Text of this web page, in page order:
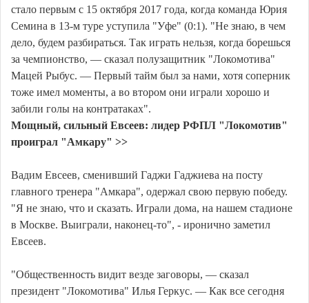
стало первым с 15 октября 2017 года, когда команда Юрия
Семина в 13-м туре уступила "Уфе" (0:1). "Не знаю, в чем
дело, будем разбираться. Так играть нельзя, когда борешься
за чемпионство, — сказал полузащитник "Локомотива"
Мацей Рыбус. — Первый тайм был за нами, хотя соперник
тоже имел моменты, а во втором они играли хорошо и
забили голы на контратаках".
Мощный, сильный Евсеев: лидер РФПЛ "Локомотив"
проиграл "Амкару" >>
Вадим Евсеев, сменивший Гаджи Гаджиева на посту
главного тренера "Амкара", одержал свою первую победу.
"Я не знаю, что и сказать. Играли дома, на нашем стадионе
в Москве. Выиграли, наконец-то", - иронично заметил
Евсеев.
"Общественность видит везде заговоры, — сказал
президент "Локомотива" Илья Геркус. — Как все сегодня